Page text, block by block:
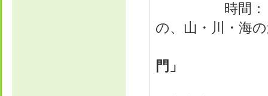
時間：１４
の、山・川・海
門」